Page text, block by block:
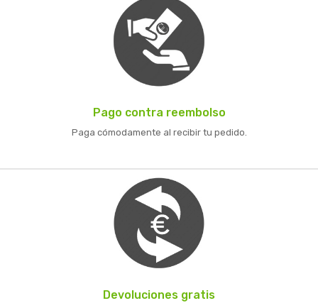
Pago contra reembolso
Paga cómodamente al recibir tu pedido.
Devoluciones gratis